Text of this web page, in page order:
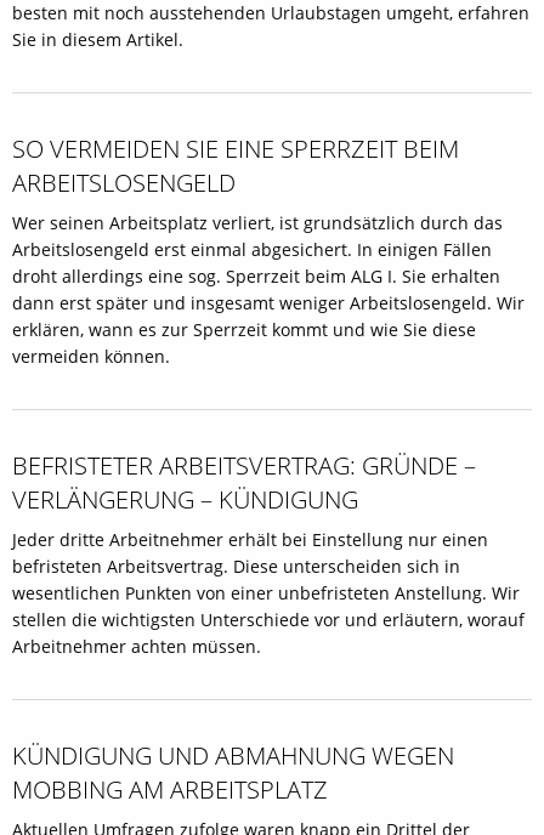
besten mit noch ausstehenden Urlaubstagen umgeht, erfahren
Sie in diesem Artikel.
SO VERMEIDEN SIE EINE SPERRZEIT BEIM
ARBEITSLOSENGELD
Wer seinen Arbeitsplatz verliert, ist grundsätzlich durch das
Arbeitslosengeld erst einmal abgesichert. In einigen Fällen
droht allerdings eine sog. Sperrzeit beim ALG I. Sie erhalten
dann erst später und insgesamt weniger Arbeitslosengeld. Wir
erklären, wann es zur Sperrzeit kommt und wie Sie diese
vermeiden können.
BEFRISTETER ARBEITSVERTRAG: GRÜNDE –
VERLÄNGERUNG – KÜNDIGUNG
Jeder dritte Arbeitnehmer erhält bei Einstellung nur einen
befristeten Arbeitsvertrag. Diese unterscheiden sich in
wesentlichen Punkten von einer unbefristeten Anstellung. Wir
stellen die wichtigsten Unterschiede vor und erläutern, worauf
Arbeitnehmer achten müssen.
KÜNDIGUNG UND ABMAHNUNG WEGEN
MOBBING AM ARBEITSPLATZ
Aktuellen Umfragen zufolge waren knapp ein Drittel der